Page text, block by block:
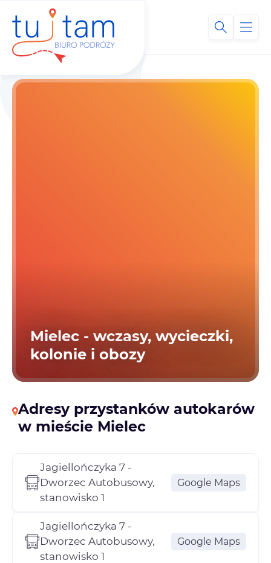
Mielec - wczasy, wycieczki,
kolonie i obozy
Adresy przystanków autokarów
w mieście Mielec
Jagiellończyka 7 -
Dworzec Autobusowy,
stanowisko 1
Google Maps
Jagiellończyka 7 -
Dworzec Autobusowy,
stanowisko 1
Google Maps